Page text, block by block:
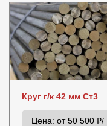
Круг г/к 42 мм Ст3
Цена: от 50 500 ₽/